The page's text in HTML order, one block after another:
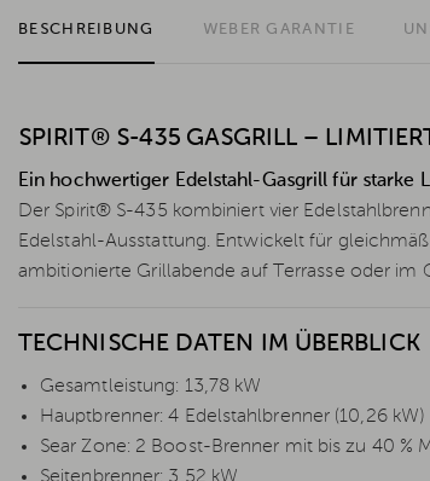
BESCHREIBUNG WEBER GARANTIE
SPIRIT® S-435 GASGRILL –
Ein hochwertiger Edelstahl-Gasgrill für starke
Der Spirit® S-435 kombiniert vier
Edelstahl-Ausstattung. Entwickelt für
ambitionierte Grillabende auf Terrasse oder im
TECHNISCHE DATEN IM ÜBERBLICK
Gesamtleistung: 13,78 kW
Hauptbrenner: 4 Edelstahlbrenner (10,26 kW)
Sear Zone: 2 Boost-Brenner mit bis zu 40 %